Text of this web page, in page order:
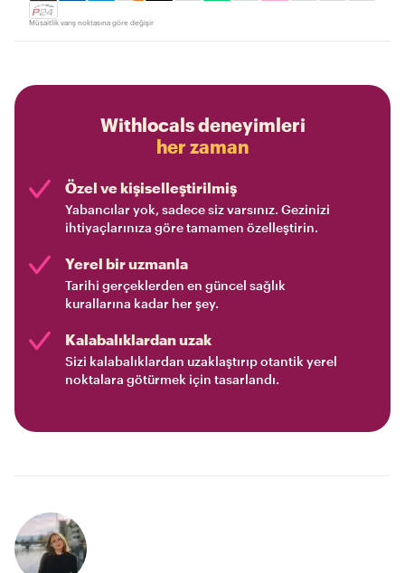
Müsaitlik varış noktasına göre değişir
Withlocals deneyimleri
her zaman
Özel ve kişiselleştirilmiş
Yabancılar yok, sadece siz varsınız. Gezinizi
ihtiyaçlarınıza göre tamamen özelleştirin.
Yerel bir uzmanla
Tarihi gerçeklerden en güncel sağlık
kurallarına kadar her şey.
Kalabalıklardan uzak
Sizi kalabalıklardan uzaklaştırıp otantik yerel
noktalara götürmek için tasarlandı.